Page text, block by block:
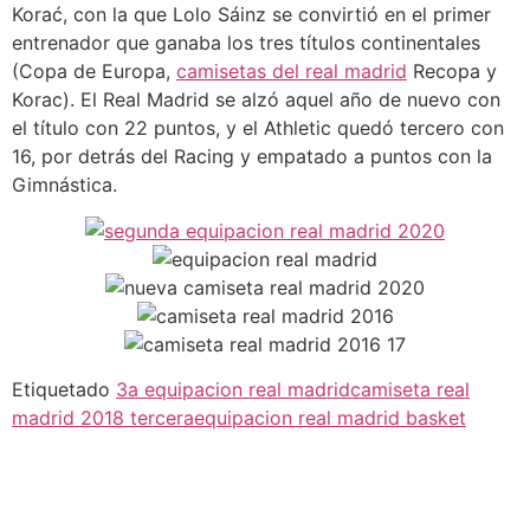
Korać, con la que Lolo Sáinz se convirtió en el primer
entrenador que ganaba los tres títulos continentales
(Copa de Europa, camisetas del real madrid Recopa y
Korac). El Real Madrid se alzó aquel año de nuevo con
el título con 22 puntos, y el Athletic quedó tercero con
16, por detrás del Racing y empatado a puntos con la
Gimnástica.
Etiquetado 3a equipacion real madridcamiseta real
madrid 2018 terceraequipacion real madrid basket